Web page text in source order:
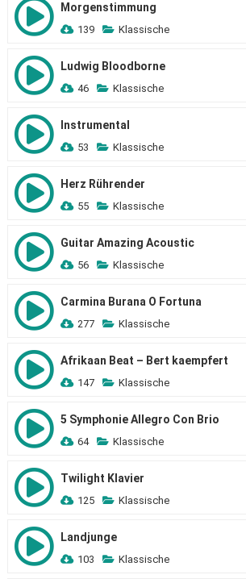
Morgenstimmung
139 Klassische
Ludwig Bloodborne
46 Klassische
Instrumental
53 Klassische
Herz Rührender
55 Klassische
Guitar Amazing Acoustic
56 Klassische
Carmina Burana O Fortuna
277 Klassische
Afrikaan Beat – Bert kaempfert
147 Klassische
5 Symphonie Allegro Con Brio
64 Klassische
Twilight Klavier
125 Klassische
Landjunge
103 Klassische